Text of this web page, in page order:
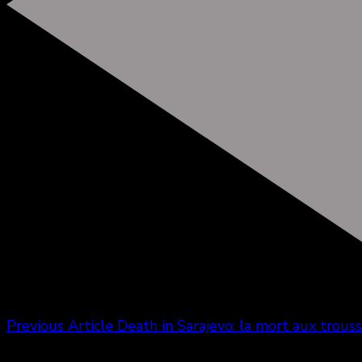
Previous Article Death in Sarajevo: la mort aux